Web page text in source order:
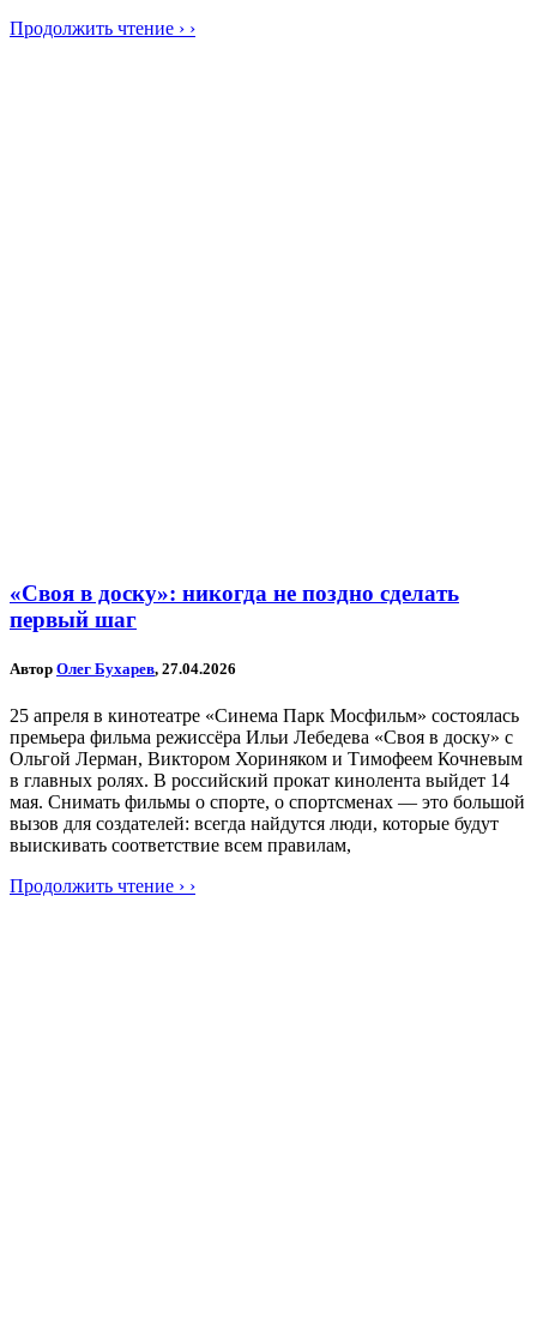
Продолжить чтение › ›
«Своя в доску»: никогда не поздно сделать
первый шаг
Автор Олег Бухарев, 27.04.2026
25 апреля в кинотеатре «Синема Парк Мосфильм» состоялась
премьера фильма режиссёра Ильи Лебедева «Своя в доску» с
Ольгой Лерман, Виктором Хориняком и Тимофеем Кочневым
в главных ролях. В российский прокат кинолента выйдет 14
мая. Снимать фильмы о спорте, о спортсменах — это большой
вызов для создателей: всегда найдутся люди, которые будут
выискивать соответствие всем правилам,
Продолжить чтение › ›